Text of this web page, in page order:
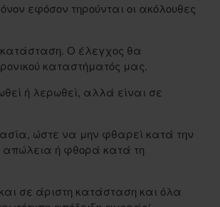
εφόσον τηρούνται οι ακόλουθες
κατάσταση. Ο έλεγχος θα
καταστήματός μας.
ή λερωθεί, αλλά είναι σε
ώστε να μην φθαρεί κατά την
απώλεια ή φθορά κατά τη
σε άριστη κατάσταση και όλα